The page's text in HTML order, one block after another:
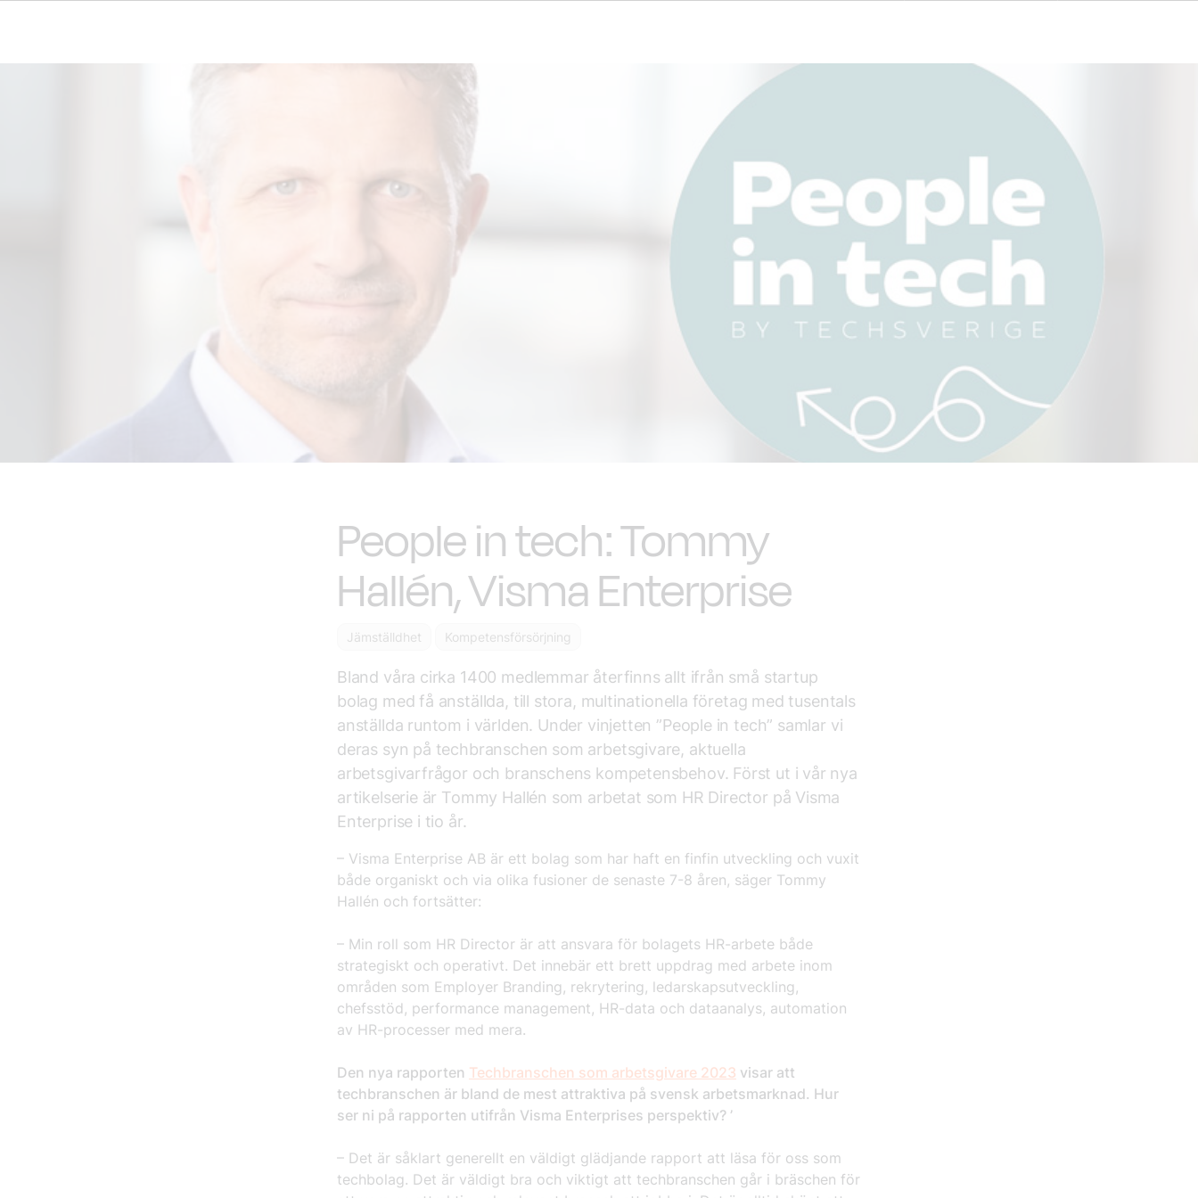
People in tech: Tommy
Hallén, Visma Enterprise
Jämställdhet Kompetensförsörjning
Bland våra cirka 1400 medlemmar återfinns allt ifrån små startup
bolag med få anställda, till stora, multinationella företag med tusentals
anställda runtom i världen. Under vinjetten ”People in tech” samlar vi
deras syn på techbranschen som arbetsgivare, aktuella
arbetsgivarfrågor och branschens kompetensbehov. Först ut i vår nya
artikelserie är Tommy Hallén som arbetat som HR Director på Visma
Enterprise i tio år.
– Visma Enterprise AB är ett bolag som har haft en finfin utveckling och vuxit
både organiskt och via olika fusioner de senaste 7-8 åren, säger Tommy
Hallén och fortsätter:
– Min roll som HR Director är att ansvara för bolagets HR-arbete både
strategiskt och operativt. Det innebär ett brett uppdrag med arbete inom
områden som Employer Branding, rekrytering, ledarskapsutveckling,
chefsstöd, performance management, HR-data och dataanalys, automation
av HR-processer med mera.
Den nya rapporten Techbranschen som arbetsgivare 2023 visar att
techbranschen är bland de mest attraktiva på svensk arbetsmarknad. Hur
ser ni på rapporten utifrån Visma Enterprises perspektiv? ’
– Det är såklart generellt en väldigt glädjande rapport att läsa för oss som
techbolag. Det är väldigt bra och viktigt att techbranschen går i bräschen för